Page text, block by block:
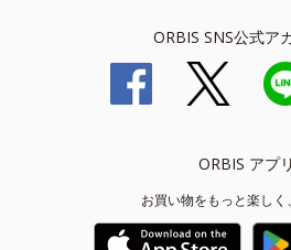
ORBIS SNS公式ア
ORBIS アプリ
お買い物をもっと楽しく